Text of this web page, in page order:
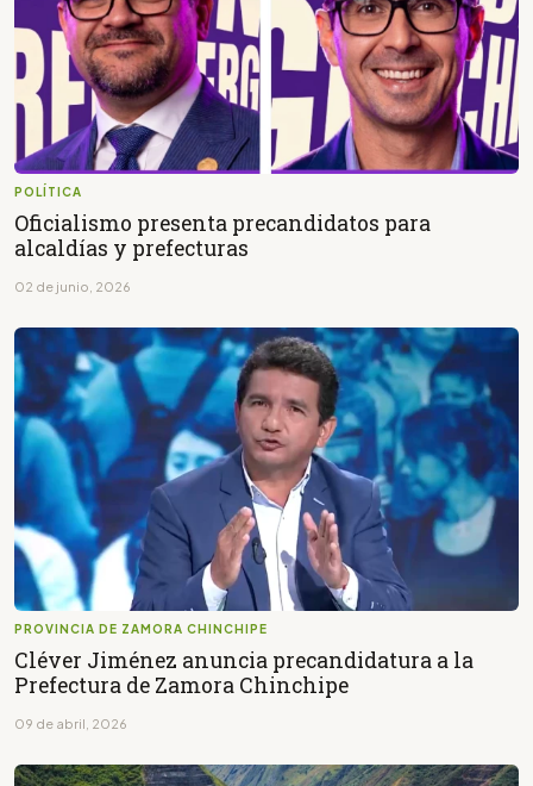
POLÍTICA
Oficialismo presenta precandidatos para
alcaldías y prefecturas
02 de junio, 2026
PROVINCIA DE ZAMORA CHINCHIPE
Cléver Jiménez anuncia precandidatura a la
Prefectura de Zamora Chinchipe
09 de abril, 2026